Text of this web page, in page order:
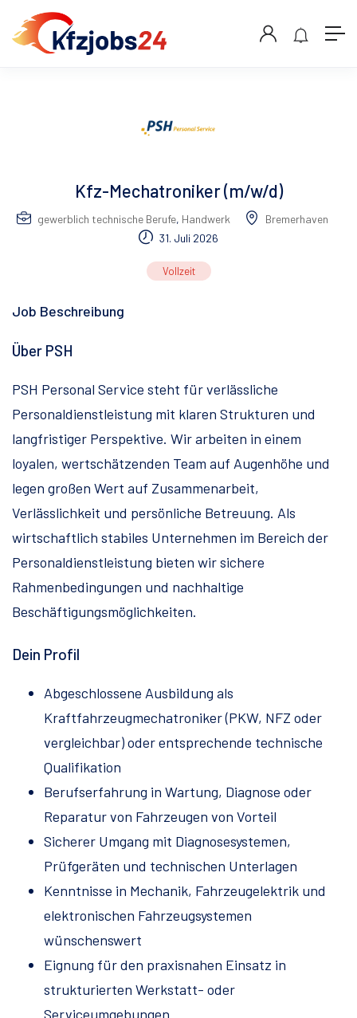
Kfz-Mechatroniker (m/w/d)
gewerblich technische Berufe, Handwerk
Bremerhaven
31. Juli 2026
Vollzeit
Job Beschreibung
Über PSH
PSH Personal Service steht für verlässliche
Personaldienstleistung mit klaren Strukturen und
langfristiger Perspektive. Wir arbeiten in einem
loyalen, wertschätzenden Team auf Augenhöhe und
legen großen Wert auf Zusammenarbeit,
Verlässlichkeit und persönliche Betreuung. Als
wirtschaftlich stabiles Unternehmen im Bereich der
Personaldienstleistung bieten wir sichere
Rahmenbedingungen und nachhaltige
Beschäftigungsmöglichkeiten.
Dein Profil
Abgeschlossene Ausbildung als
Kraftfahrzeugmechatroniker (PKW, NFZ oder
vergleichbar) oder entsprechende technische
Qualifikation
Berufserfahrung in Wartung, Diagnose oder
Reparatur von Fahrzeugen von Vorteil
Sicherer Umgang mit Diagnosesystemen,
Prüfgeräten und technischen Unterlagen
Kenntnisse in Mechanik, Fahrzeugelektrik und
elektronischen Fahrzeugsystemen
wünschenswert
Eignung für den praxisnahen Einsatz in
strukturierten Werkstatt- oder
Serviceumgebungen